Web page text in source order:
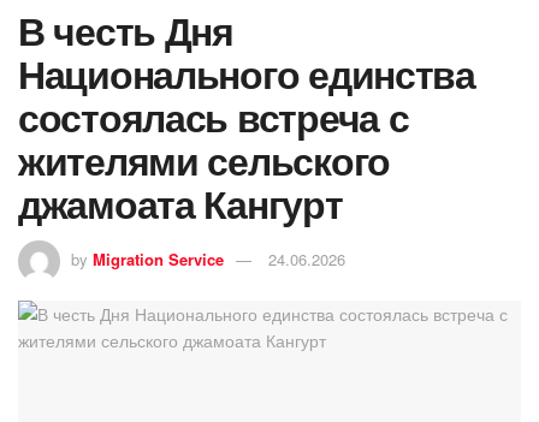
В честь Дня
Национального единства
состоялась встреча с
жителями сельского
джамоата Кангурт
by Migration Service 24.06.2026